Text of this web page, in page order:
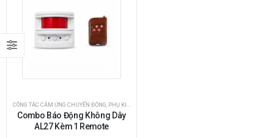
CÔNG TẮC CẢM ỨNG CHUYỂN ĐỘNG PHỤ KIỆN BÁO ĐỘNG
Combo Báo Động Không Dây
AL27 Kèm 1 Remote